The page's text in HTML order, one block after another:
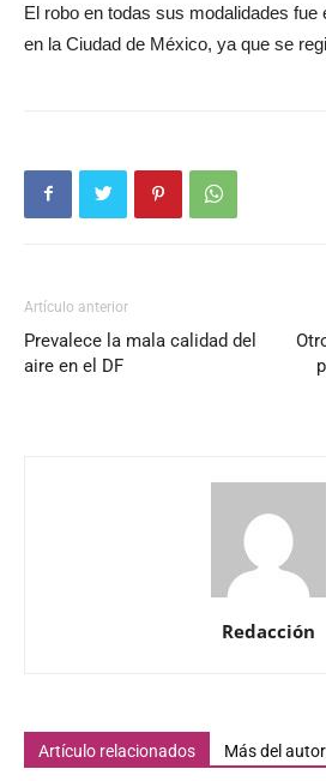
El robo en todas sus modalidades fue
en la Ciudad de México, ya que se
Artículo anterior
Prevalece la mala calidad del
aire en el DF
Redacción
Artículo relacionados Más del autor